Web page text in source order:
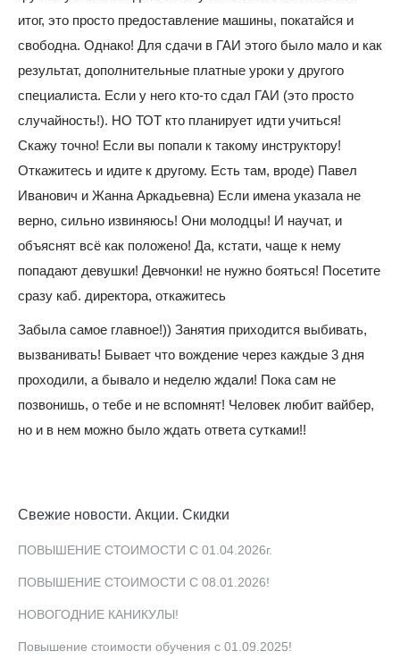
итог, это просто предоставление машины, покатайся и
свободна. Однако! Для сдачи в ГАИ этого было мало и как
результат, дополнительные платные уроки у другого
специалиста. Если у него кто-то сдал ГАИ (это просто
случайность!). НО ТОТ кто планирует идти учиться!
Скажу точно! Если вы попали к такому инструктору!
Откажитесь и идите к другому. Есть там, вроде) Павел
Иванович и Жанна Аркадьевна) Если имена указала не
верно, сильно извиняюсь! Они молодцы! И научат, и
объяснят всё как положено! Да, кстати, чаще к нему
попадают девушки! Девчонки! не нужно бояться! Посетите
сразу каб. директора, откажитесь
Забыла самое главное!)) Занятия приходится выбивать,
вызванивать! Бывает что вождение через каждые 3 дня
проходили, а бывало и неделю ждали! Пока сам не
позвонишь, о тебе и не вспомнят! Человек любит вайбер,
но и в нем можно было ждать ответа сутками!!
Свежие новости. Акции. Скидки
ПОВЫШЕНИЕ СТОИМОСТИ С 01.04.2026г.
ПОВЫШЕНИЕ СТОИМОСТИ С 08.01.2026!
НОВОГОДНИЕ КАНИКУЛЫ!
Повышение стоимости обучения с 01.09.2025!